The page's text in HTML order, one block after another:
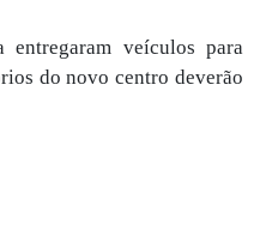
veículos para
do novo centro deverão